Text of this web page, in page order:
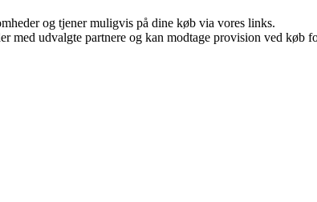
og tjener muligvis på dine køb via vores links.
med udvalgte partnere og kan modtage provision ved køb